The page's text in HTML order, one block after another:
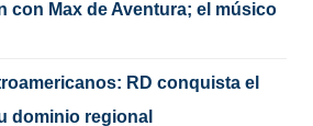
con Max de Aventura; el músico
RD conquista el
dominio regional